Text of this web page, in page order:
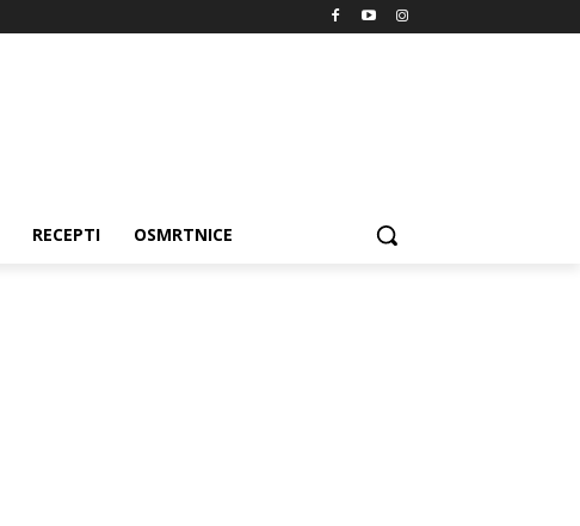
RECEPTI OSMRTNICE